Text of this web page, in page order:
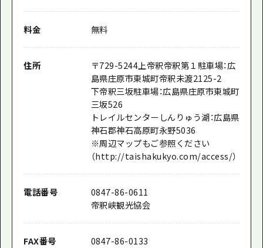
料金 無料
住所 〒729-5244 上帝釈帝釈第１駐車場：広
島県庄原市東城町帝釈未渡2125-2
下帝釈三坂駐車場：広島県庄原市東城町
三坂526
トレイルセンターしんりゅう湖：広島県
神石郡神石高原町永野5036
※周辺マップもご参照ください
（http://taishakukyo.com/access/）
電話番号
0847-86-0611
帝釈峡観光協会
FAX番号 0847-86-0133